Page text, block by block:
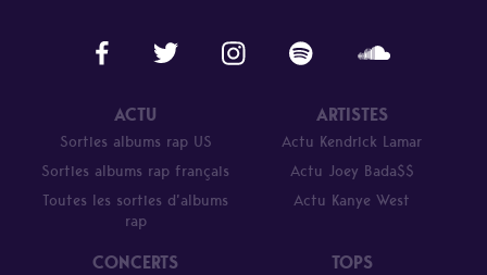
ACTU
Sorties albums rap US
Sorties albums rap français
Toutes les sorties d’albums
rap
ARTISTES
Actu Kendrick Lamar
Actu Joey Bada$$
Actu Kanye West
CONCERTS TOPS